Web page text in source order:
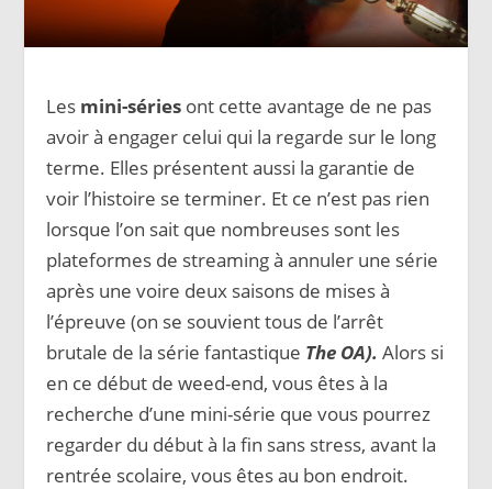
Les mini-séries ont cette avantage de ne pas
avoir à engager celui qui la regarde sur le long
terme. Elles présentent aussi la garantie de
voir l’histoire se terminer. Et ce n’est pas rien
lorsque l’on sait que nombreuses sont les
plateformes de streaming à annuler une série
après une voire deux saisons de mises à
l’épreuve (on se souvient tous de l’arrêt
brutale de la série fantastique The OA). Alors si
en ce début de weed-end, vous êtes à la
recherche d’une mini-série que vous pourrez
regarder du début à la fin sans stress, avant la
rentrée scolaire, vous êtes au bon endroit.